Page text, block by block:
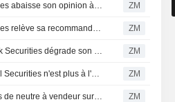
JETBLUE AIRWAYS CORPORATION : Raymond James abaisse son opinion à neutre ZM
JETBLUE AIRWAYS CORPORATION : Raymond James relève sa recommandation à acheter ZM
JETBLUE AIRWAYS CORPORATION : Deutsche Bank Securities dégrade son opinion à neutre ZM
JETBLUE AIRWAYS CORPORATION : Seaport Global Securities n'est plus à l'achat ZM
JETBLUE AIRWAYS CORPORATION : BofA Securities de neutre à vendeur sur le dossier ZM